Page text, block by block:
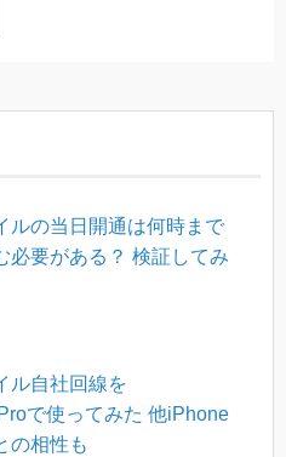
ルの当日開通は何時まで
必要がある？ 検証してみ
ル自社回線を
で使ってみた 他iPhone
の相性も